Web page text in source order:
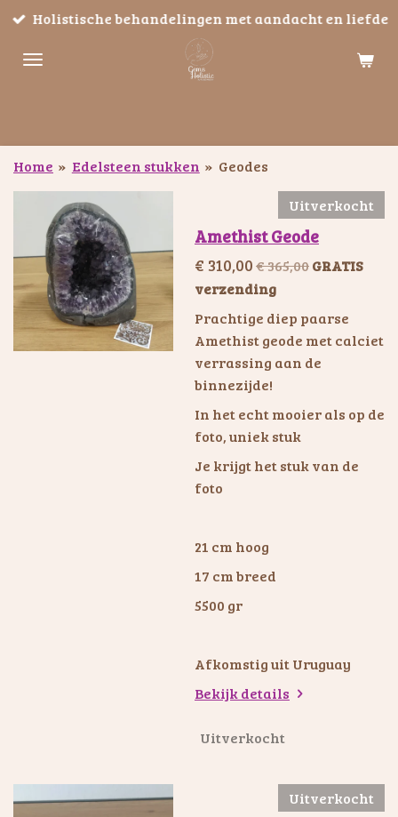
Ga
naar
Holistische behandelingen met aandacht en liefde
Home » Edelsteen stukken » Geodes
Uitverkocht
Amethist Geode
€ 310,00€ 365,00GRATIS
verzending
Prachtige diep paarse
Amethist geode met calciet
verrassing aan de
binnezijde!
In het echt mooier als op de
foto, uniek stuk
Je krijgt het stuk van de
foto
21 cm hoog
17 cm breed
5500 gr
Afkomstig uit Uruguay
Bekijk details
Uitverkocht
Uitverkocht